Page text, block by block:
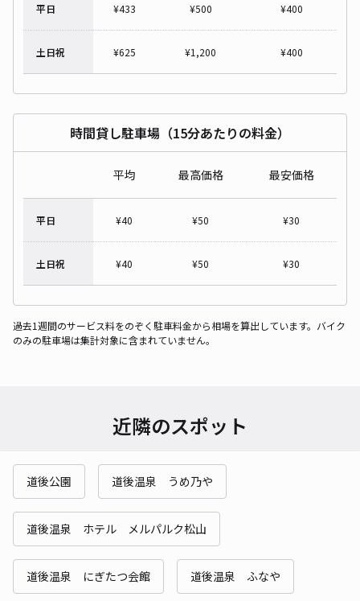
平日 ¥433 ¥500 ¥400
土日祝 ¥625 ¥1,200 ¥400
時間貸し駐車場（15分あたりの料金）
平均 最高価格 最安価格
平日 ¥40 ¥50 ¥30
土日祝 ¥40 ¥50 ¥30
過去1週間のサービス料をのぞく駐車料金から相場を算出しています。バイク
のみの駐車場は集計対象に含まれていません。
近隣のスポット
道後公園 道後温泉 うめ乃や
道後温泉 ホテル メルパルク松山
道後温泉 にぎたつ会館 道後温泉 ふなや